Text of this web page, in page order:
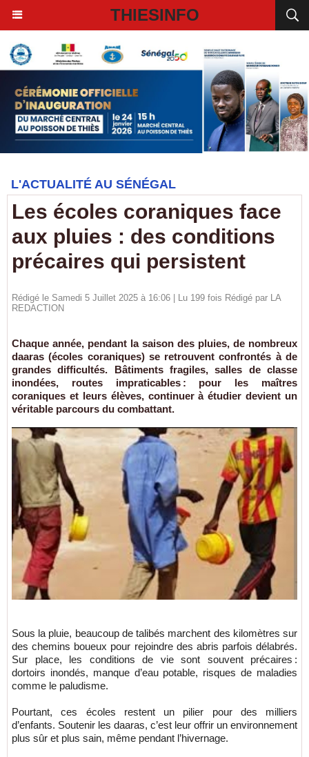
THIESINFO
L'ACTUALITÉ AU SÉNÉGAL
Les écoles coraniques face
aux pluies : des conditions
précaires qui persistent
Rédigé le Samedi 5 Juillet 2025 à 16:06 | Lu 199 fois Rédigé par LA
REDACTION
Chaque année, pendant la saison des pluies, de nombreux
daaras (écoles coraniques) se retrouvent confrontés à de
grandes difficultés. Bâtiments fragiles, salles de classe
inondées, routes impraticables : pour les maîtres
coraniques et leurs élèves, continuer à étudier devient un
véritable parcours du combattant.
Sous la pluie, beaucoup de talibés marchent des kilomètres sur
des chemins boueux pour rejoindre des abris parfois délabrés.
Sur place, les conditions de vie sont souvent précaires :
dortoirs inondés, manque d’eau potable, risques de maladies
comme le paludisme.
Pourtant, ces écoles restent un pilier pour des milliers
d’enfants. Soutenir les daaras, c’est leur offrir un environnement
plus sûr et plus sain, même pendant l’hivernage.